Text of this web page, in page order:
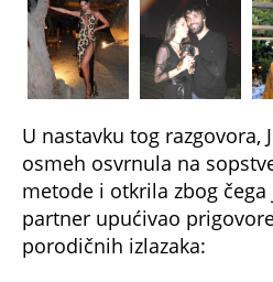
U nastavku tog razgovora,
osmeh osvrnula na
metode i otkrila zbog
partner upućivao
porodičnih izlazaka: